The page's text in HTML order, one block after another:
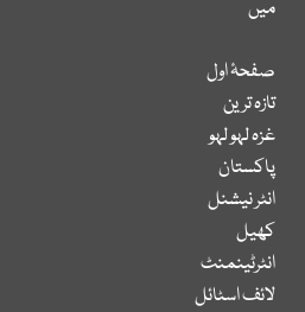
میں
صفحۂ اول
تازہ ترین
غزہ لہو لہو
پاکستان
انٹر نیشنل
کھیل
انٹرٹینمنٹ
لائف اسٹائل